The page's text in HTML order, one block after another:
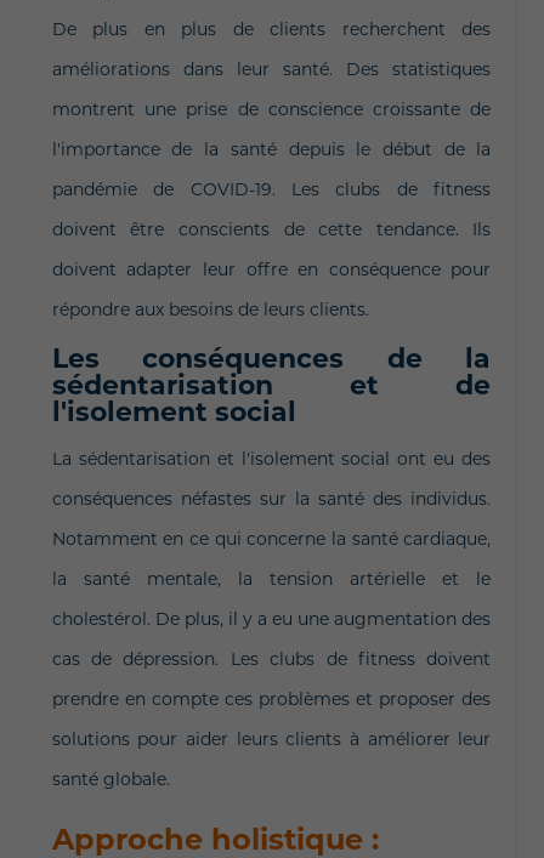
De plus en plus de clients recherchent des
améliorations dans leur santé. Des statistiques
montrent une prise de conscience croissante de
l'importance de la santé depuis le début de la
pandémie de COVID-19. Les clubs de fitness
doivent être conscients de cette tendance. Ils
doivent adapter leur offre en conséquence pour
répondre aux besoins de leurs clients.
Les conséquences de la
sédentarisation et de
l'isolement social
La sédentarisation et l'isolement social ont eu des
conséquences néfastes sur la santé des individus.
Notamment en ce qui concerne la santé cardiaque,
la santé mentale, la tension artérielle et le
cholestérol. De plus, il y a eu une augmentation des
cas de dépression. Les clubs de fitness doivent
prendre en compte ces problèmes et proposer des
solutions pour aider leurs clients à améliorer leur
santé globale.
Approche holistique :